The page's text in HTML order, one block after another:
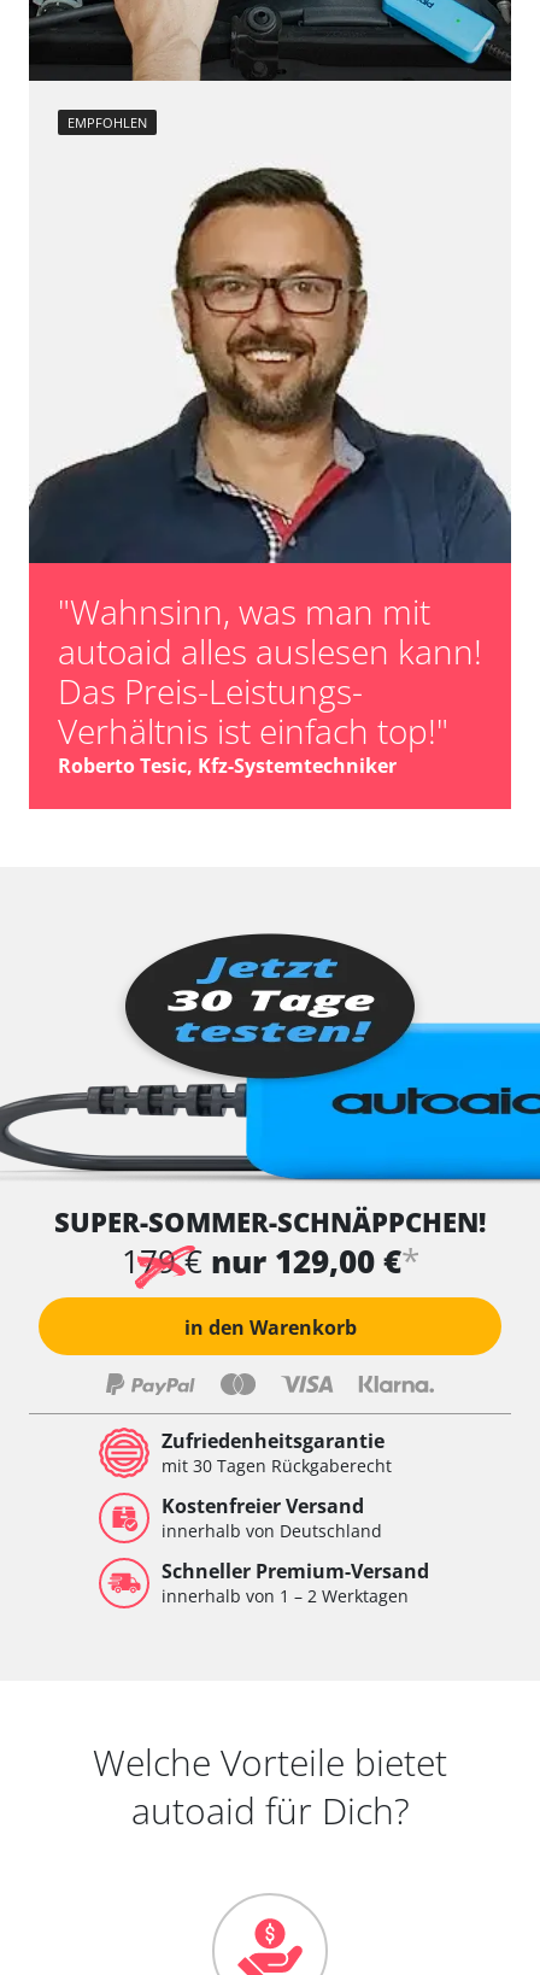
EMPFOHLEN
"Wahnsinn, was man mit
autoaid alles auslesen kann!
Das Preis-Leistungs-
Verhältnis ist einfach top!"
Roberto Tesic, Kfz-Systemtechniker
SUPER-SOMMER-SCHNÄPPCHEN!
179 € nur 129,00 €*
in den Warenkorb
Zufriedenheitsgarantie
mit 30 Tagen Rückgaberecht
Kostenfreier Versand
innerhalb von Deutschland
Schneller Premium-Versand
innerhalb von 1 – 2 Werktagen
Welche Vorteile bietet
autoaid für Dich?